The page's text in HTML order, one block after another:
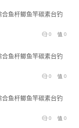
鱼杆鲫鱼竿碳素台钓
0
0
鱼杆鲫鱼竿碳素台钓
0
0
鱼杆鲫鱼竿碳素台钓
0
0